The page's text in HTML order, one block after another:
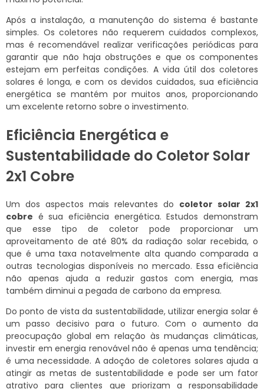
Após a instalação, a manutenção do sistema é bastante
simples. Os coletores não requerem cuidados complexos,
mas é recomendável realizar verificações periódicas para
garantir que não haja obstruções e que os componentes
estejam em perfeitas condições. A vida útil dos coletores
solares é longa, e com os devidos cuidados, sua eficiência
energética se mantém por muitos anos, proporcionando
um excelente retorno sobre o investimento.
Eficiência Energética e
Sustentabilidade do Coletor Solar
2x1 Cobre
Um dos aspectos mais relevantes do coletor solar 2x1
cobre é sua eficiência energética. Estudos demonstram
que esse tipo de coletor pode proporcionar um
aproveitamento de até 80% da radiação solar recebida, o
que é uma taxa notavelmente alta quando comparada a
outras tecnologias disponíveis no mercado. Essa eficiência
não apenas ajuda a reduzir gastos com energia, mas
também diminui a pegada de carbono da empresa.
Do ponto de vista da sustentabilidade, utilizar energia solar é
um passo decisivo para o futuro. Com o aumento da
preocupação global em relação às mudanças climáticas,
investir em energia renovável não é apenas uma tendência;
é uma necessidade. A adoção de coletores solares ajuda a
atingir as metas de sustentabilidade e pode ser um fator
atrativo para clientes que priorizam a responsabilidade